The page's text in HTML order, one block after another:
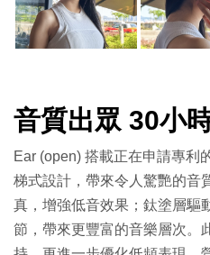
音質出眾 30小
Ear (open) 搭載正在申請專利
梯式設計，帶來令人驚艷的音
真，增強低音效果；鈦塗層驅
節，帶來更豐富的音樂層次。